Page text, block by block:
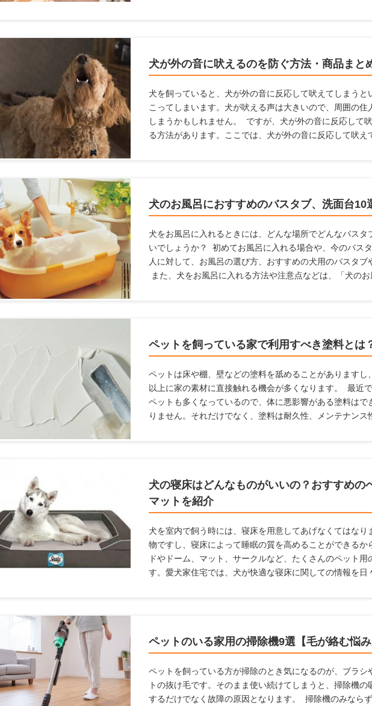
犬が外の音に吠えるのを防ぐ方法・商品まと
犬を飼っていると、犬が外の音に反応して吠えてしまうと
こってしまいます。犬が吠える声は大きいので、周囲の住
しまうかもしれません。 ですが、犬が外の音に反応して
る方法があります。ここでは、犬が外の音に反応して吠え
犬のお風呂におすすめのバスタブ、洗面台10
犬をお風呂に入れるときには、どんな場所でどんなバスタ
いでしょうか？ 初めてお風呂に入れる場合や、今のバス
人に対して、お風呂の選び方、おすすめの犬用のバスタブ
また、犬をお風呂に入れる方法や注意点などは、「犬のお
ペットを飼っている家で利用すべき塗料とは
ペットは床や棚、壁などの塗料を舐めることがありますし
以上に家の素材に直接触れる機会が多くなります。 最近
ペットも多くなっているので、体に悪影響がある塗料はで
りません。それだけでなく、塗料は耐久性、メンテナンス
犬の寝床はどんなものがいいの？おすすめの
マットを紹介
犬を室内で飼う時には、寝床を用意してあげなくてはなり
物ですし、寝床によって睡眠の質を高めることができる
ドやドーム、マット、サークルなど、たくさんのペット用
す。愛犬家住宅では、犬が快適な寝床に関しての情報を日
ペットのいる家用の掃除機9選【毛が絡む悩み
ペットを飼っている方が掃除のとき気になるのが、ブラシ
トの抜け毛です。そのまま使い続けてしまうと、掃除機の
するだけでなく故障の原因となります。 掃除機のみなら